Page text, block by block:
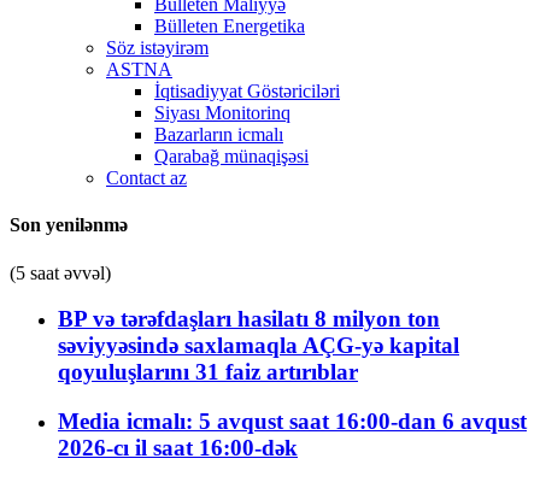
Bülleten Maliyyə
Bülleten Energetika
Söz istəyirəm
ASTNA
İqtisadiyyat Göstəriciləri
Siyası Monitorinq
Bazarların icmalı
Qarabağ münaqişəsi
Contact az
Son yenilənmə
(5 saat əvvəl)
BP və tərəfdaşları hasilatı 8 milyon ton
səviyyəsində saxlamaqla AÇG-yə kapital
qoyuluşlarını 31 faiz artırıblar
Media icmalı: 5 avqust saat 16:00-dan 6 avqust
2026-cı il saat 16:00-dək